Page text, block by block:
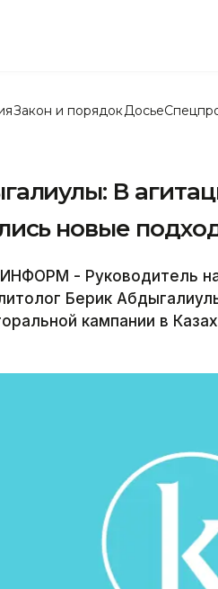
Закон и порядок Досье
В
новые
- Руководитель
Берик
кампании в